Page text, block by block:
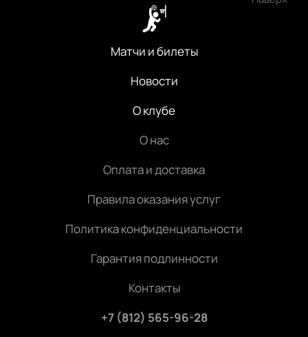
Матчи и билеты
Новости
О клубе
О нас
Оплата и доставка
Правила оказания услуг
Политика конфиденциальности
Гарантия подлинности
Контакты
+7 (812) 565-96-28